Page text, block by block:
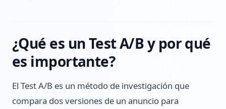
¿Qué es un Test A/B y por qué
es importante?
El Test A/B es un método de investigación que
compara dos versiones de un anuncio para